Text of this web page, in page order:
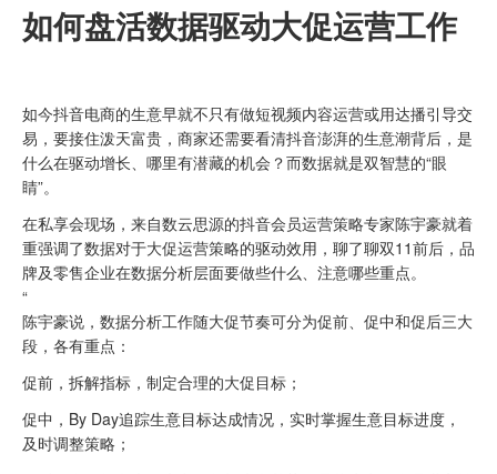
如何盘活数据驱动大促运营工作
如今抖音电商的生意早就不只有做短视频内容运营或用达播引导交
易，要接住泼天富贵，商家还需要看清抖音澎湃的生意潮背后，是
什么在驱动增长、哪里有潜藏的机会？而数据就是双智慧的“眼
睛”。
在私享会现场，来自数云思源的抖音会员运营策略专家陈宇豪就着
重强调了数据对于大促运营策略的驱动效用，聊了聊双11前后，品
牌及零售企业在数据分析层面要做些什么、注意哪些重点。
“
陈宇豪说，数据分析工作随大促节奏可分为促前、促中和促后三大
段，各有重点：
促前，拆解指标，制定合理的大促目标；
促中，By Day追踪生意目标达成情况，实时掌握生意目标进度，
及时调整策略；